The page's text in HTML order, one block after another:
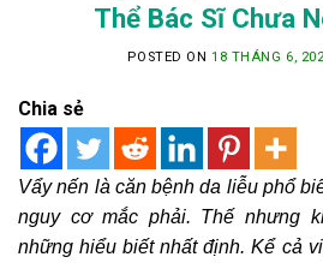
Thể Bác Sĩ Chưa
POSTED ON 18 THÁNG 6,
Chia sẻ
Vẩy nến là căn bệnh da liễu phổ
nguy cơ mắc phải. Thế nhưng
những hiểu biết nhất định. Kể cả